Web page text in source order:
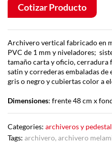
Cotizar Producto
Archivero vertical fabricado en
PVC de 1 mm y niveladores;
tamaño carta y oficio,
satin y correderas embaladas
gris o negro y cubiertas color a
Dimensiones: frente 48 cm x
Categories: archiveros y
Tags: archivero, archivero